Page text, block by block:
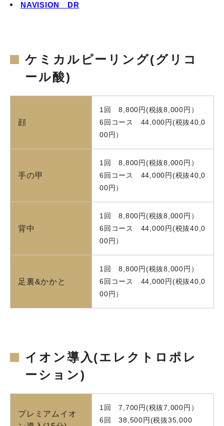
NAVISION DR
ケミカルピーリング(グリコ
ール酸)
顔
1回 8,800円(税抜8,000円）
6回コース 44,000円(税抜40,0
00円）
手の甲
1回 8,800円(税抜8,000円）
6回コース 44,000円(税抜40,0
00円）
背中
1回 8,800円(税抜8,000円）
6回コース 44,000円(税抜40,0
00円）
足裏&かかと
1回 8,800円(税抜8,000円）
6回コース 44,000円(税抜40,0
00円）
イオン導入(エレクトロポレ
ーション)
プレミアムイオ
1回 7,700円(税抜7,000円）
6回 38,500円(税抜35,000